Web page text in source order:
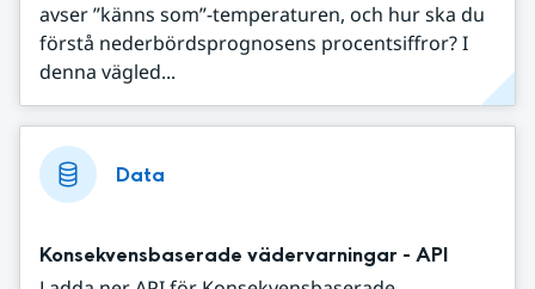
avser ”känns som”-temperaturen, och hur ska du
förstå nederbördsprognosens procentsiffror? I
denna vägled...
Data
Konsekvensbaserade vädervarningar - API